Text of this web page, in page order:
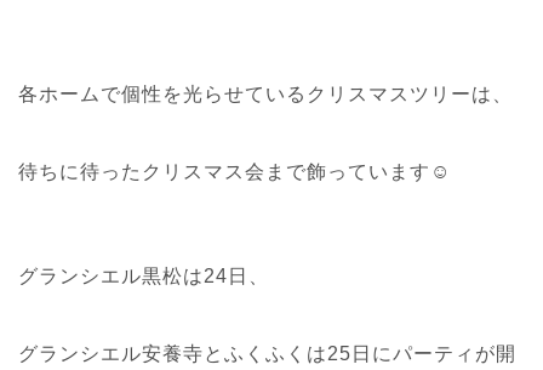
各ホームで個性を光らせているクリスマスツリーは、
待ちに待ったクリスマス会まで飾っています☺
グランシエル黒松は24日、
グランシエル安養寺とふくふくは25日にパーティが開